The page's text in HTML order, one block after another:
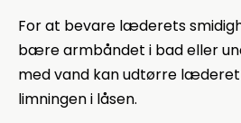
For at bevare læderets
bære armbåndet i bad eller
med vand kan udtørre
limningen i låsen.